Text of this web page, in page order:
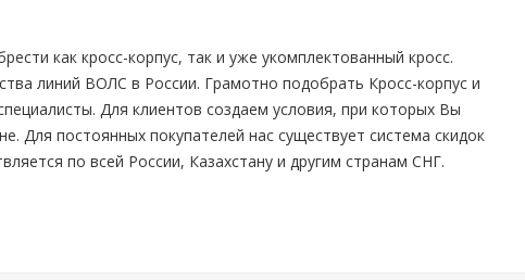
как кросс-корпус, так и уже укомплектованный кросс.
линий ВОЛС в России. Грамотно подобрать Кросс-корпус и
Для клиентов создаем условия, при которых Вы
Для постоянных покупателей нас существует система скидок
по всей России, Казахстану и другим странам СНГ.